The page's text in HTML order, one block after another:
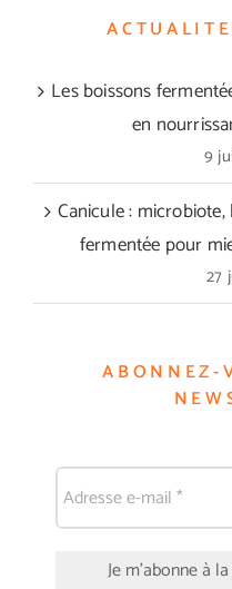
Les boissons
en
9
Canicule :
fermentée pour
27
ABONNEZ-